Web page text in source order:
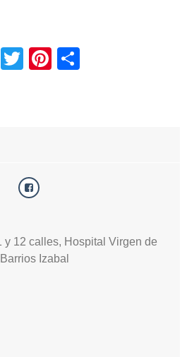
GmailTwitterPinterest
y 12 calles, Hospital Virgen de
Izabal